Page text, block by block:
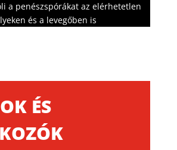
a penészspórákat az elérhetetlen
és a levegőben is
ÉS